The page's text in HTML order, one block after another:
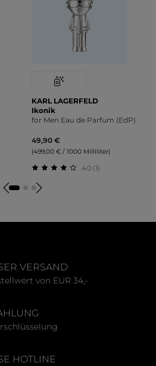
von 0 von 5 Sternen
KARL LAGERFELD
Ikonik
for Men Eau de Parfum (EdP)
49,90 €
(499,00 € / 1000 Milliliter)
Durchschnittliche
4.0 (1)
VERSAND
von EUR 34,-
HOTLINE